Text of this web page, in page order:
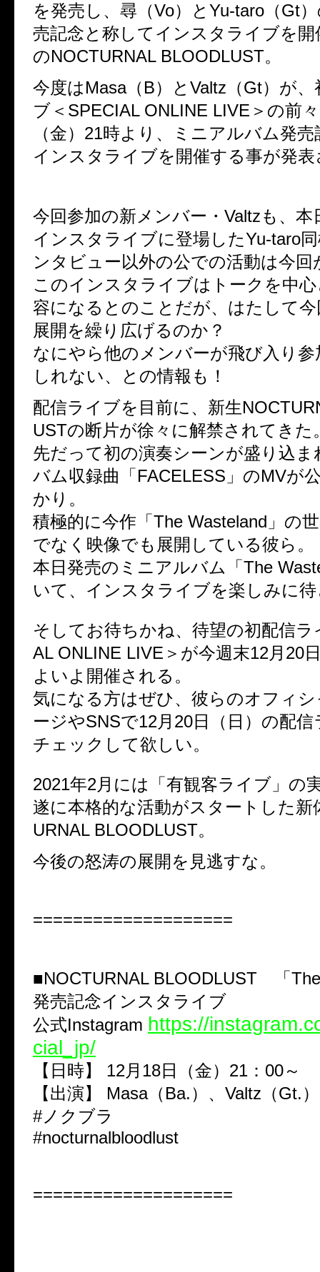
を発売し、尋（Vo）とYu-taro（Gt
売記念と称してインスタライブを
のNOCTURNAL BLOODLUST。
今度はMasa（B）とValtz（Gt）が
ブ＜SPECIAL ONLINE LIVE＞の前
（金）21時より、ミニアルバム発
インスタライブを開催する事が発
今回参加の新メンバー・Valtzも、本
インスタライブに登場したYu-taro
ンタビュー以外の公での活動は今回
このインスタライブはトークを中
容になるとのことだが、はたして
展開を繰り広げるのか？
なにやら他のメンバーが飛び入り
しれない、との情報も！
配信ライブを目前に、新生
USTの断片が徐々に解禁されてきた
先だって初の演奏シーンが盛り込
バム収録曲「FACELESS」のMVが
かり。
積極的に今作「The Wasteland」の
でなく映像でも展開している彼ら。
本日発売のミニアルバム「The
いて、インスタライブを楽しみに
そしてお待ちかね、待望の初配信ラ
AL ONLINE LIVE＞が今週末12月20
よいよ開催される。
気になる方はぜひ、彼らのオフィ
ージやSNSで12月20日（日）の配
チェックして欲しい。
2021年2月には「有観客ライブ」の
遂に本格的な活動がスタートした新
URNAL BLOODLUST。
今後の怒涛の展開を見逃すな。
====================
■NOCTURNAL BLOODLUST 「
発売記念インスタライブ
公式Instagram https://
cial_jp/
【日時】 12月18日（金）21：00～
【出演】 Masa（Ba.）、Valtz（Gt.）
#ノクブラ
#nocturnalbloodlust
====================